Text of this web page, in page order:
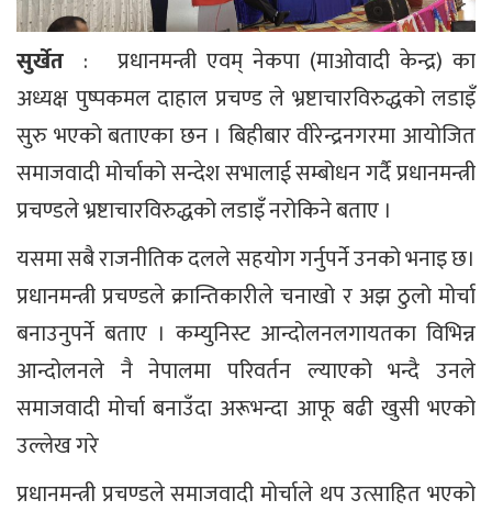
सुर्खेत : प्रधानमन्त्री एवम् नेकपा (माओवादी केन्द्र) का
अध्यक्ष पुष्पकमल दाहाल प्रचण्ड ले भ्रष्टाचारविरुद्धको लडाइँ
सुरु भएको बताएका छन । बिहीबार वीरेन्द्रनगरमा आयोजित
समाजवादी मोर्चाको सन्देश सभालाई सम्बोधन गर्दै प्रधानमन्त्री
प्रचण्डले भ्रष्टाचारविरुद्धको लडाइँ नरोकिने बताए ।
यसमा सबै राजनीतिक दलले सहयोग गर्नुपर्ने उनको भनाइ छ।
प्रधानमन्त्री प्रचण्डले क्रान्तिकारीले चनाखो र अझ ठुलो मोर्चा
बनाउनुपर्ने बताए । कम्युनिस्ट आन्दोलनलगायतका विभिन्न
आन्दोलनले नै नेपालमा परिवर्तन ल्याएको भन्दै उनले
समाजवादी मोर्चा बनाउँदा अरूभन्दा आफू बढी खुसी भएको
उल्लेख गरे
प्रधानमन्त्री प्रचण्डले समाजवादी मोर्चाले थप उत्साहित भएको